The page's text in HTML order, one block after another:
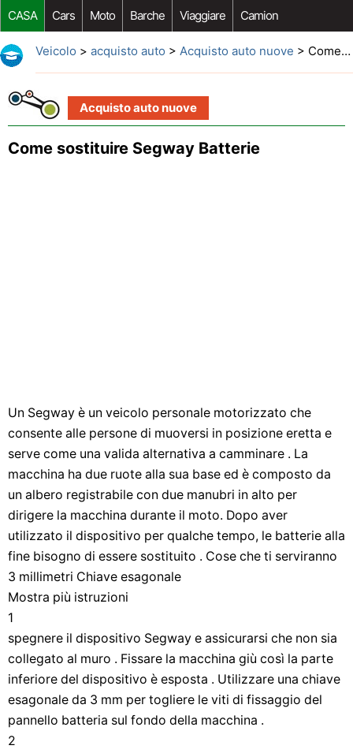
CASA Cars Moto Barche Viaggiare Camion
Riparazione Auto Acquisto Auto Car Opzioni Aftermarket
Veicolo > acquisto auto > Acquisto auto nuove > Come sostituire Segway Batterie
Acquisto auto nuove
Come sostituire Segway Batterie
Un Segway è un veicolo personale motorizzato che
consente alle persone di muoversi in posizione eretta e
serve come una valida alternativa a camminare . La
macchina ha due ruote alla sua base ed è composto da
un albero registrabile con due manubri in alto per
dirigere la macchina durante il moto. Dopo aver
utilizzato il dispositivo per qualche tempo, le batterie alla
fine bisogno di essere sostituito . Cose che ti serviranno
3 millimetri Chiave esagonale
Mostra più istruzioni
1
spegnere il dispositivo Segway e assicurarsi che non sia
collegato al muro . Fissare la macchina giù così la parte
inferiore del dispositivo è esposta . Utilizzare una chiave
esagonale da 3 mm per togliere le viti di fissaggio del
pannello batteria sul fondo della macchina .
2